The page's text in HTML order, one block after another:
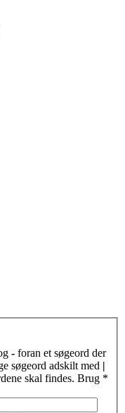
- foran et søgeord der
søgeord adskilt med |
skal findes. Brug *